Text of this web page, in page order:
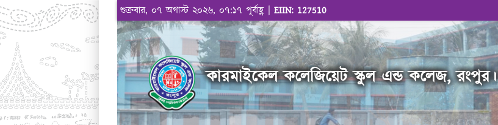
শুক্রবার, ০৭ অগাস্ট ২০২৬, ০৭:১৭ পূর্বাহ্ণ | EIIN: 127510
কারমাইকেল কলেজিয়েট স্কুল এন্ড কলেজ, রংপুর।